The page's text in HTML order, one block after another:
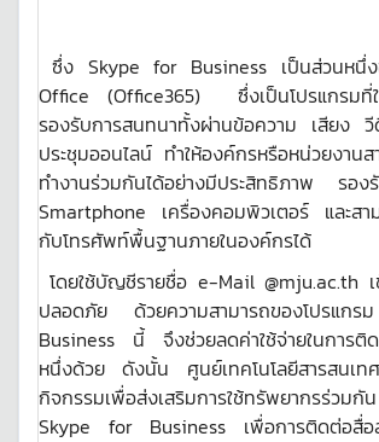
ซึ่ง Skype for Business เป็นส่วนหนึ่
Office(Office365)
ซึ่งเป็นโปรแกรมที่
รองรับการสนทนาทั้งผ่านข้อความ เสียง
ประชุมออนไลน์ ทำให้องค์กรหรือหน่วยงานส
ทำงานร่วมกันได้อย่างมีประสิทธิภาพ รองรั
Smartphone เครื่องคอมพิวเตอร์ และส
กับโทรศัพท์พื้นฐานภายในองค์กรได้
โดยใช้บัญชีรายชื่อ e-Mail @mju.ac.th
ปลอดภัย ด้วยความสามารถของโปรแ
Business นี้ จึงช่วยลดค่าใช้จ่ายในการติ
หนึ่งด้วย ดังนั้น ศูนย์เทคโนโลยีสารสนเท
กิจกรรมเพื่อส่งเสริมการใช้ทรัพยากรร่วม
Skype for Business เพื่อการติดต่อสื่อ